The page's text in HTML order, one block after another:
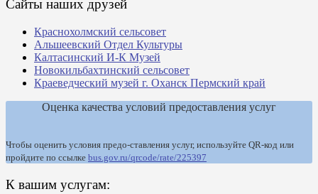
Сайты наших друзей
Краснохолмский сельсовет
Альшеевский Отдел Культуры
Калтасинский И-К Музей
Новокильбахтинский сельсовет
Краеведческий музей г. Оханск Пермский край
Оценка качества условий предоставления услуг
Чтобы оценить условия предо-ставления услуг, используйте QR-код или
пройдите по ссылке bus.gov.ru/qrcode/rate/225397
К вашим услугам: